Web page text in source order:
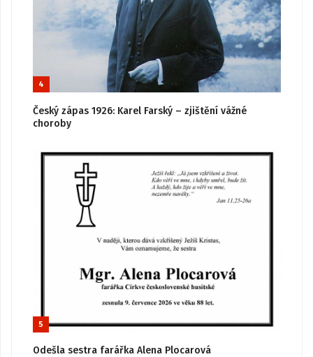
4
Český zápas 1926: Karel Farský – zjištění vážné
choroby
5
Odešla sestra farářka Alena Plocarová